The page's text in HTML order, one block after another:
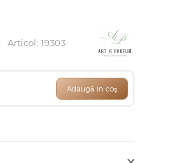
Articol: 19303
Adaugă in coş